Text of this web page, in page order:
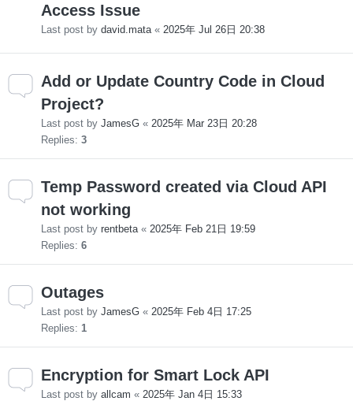
Access Issue
Last post by david.mata « 2025年 Jul 26日 20:38
Add or Update Country Code in Cloud
Project?
Last post by JamesG « 2025年 Mar 23日 20:28
Replies: 3
Temp Password created via Cloud API
not working
Last post by rentbeta « 2025年 Feb 21日 19:59
Replies: 6
Outages
Last post by JamesG « 2025年 Feb 4日 17:25
Replies: 1
Encryption for Smart Lock API
Last post by allcam « 2025年 Jan 4日 15:33